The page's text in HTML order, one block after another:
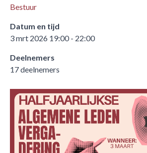
Bestuur
Datum en tijd
3 mrt 2026 19:00 - 22:00
Deelnemers
17 deelnemers